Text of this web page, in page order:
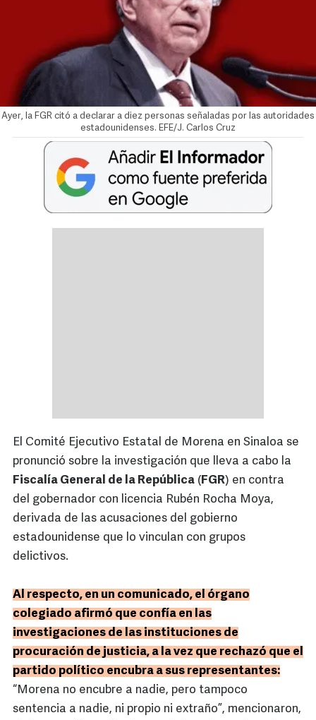
Ayer, la FGR citó a declarar a diez personas señaladas por las autoridades
estadounidenses. EFE/J. Carlos Cruz
El Comité Ejecutivo Estatal de Morena en Sinaloa se
pronunció sobre la investigación que lleva a cabo la
Fiscalía General de la República (FGR) en contra
del gobernador con licencia Rubén Rocha Moya,
derivada de las acusaciones del gobierno
estadounidense que lo vinculan con grupos
delictivos.
Al respecto, en un comunicado, el órgano
colegiado afirmó que confía en las
investigaciones de las instituciones de
procuración de justicia, a la vez que rechazó que el
partido político encubra a sus representantes:
“Morena no encubre a nadie, pero tampoco
sentencia a nadie, ni propio ni extraño”, mencionaron,